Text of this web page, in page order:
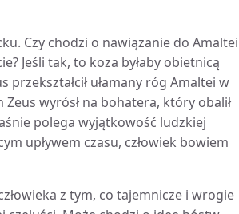
Czy chodzi o nawiązanie do Amaltei
Jeśli tak, to koza byłaby obietnicą
przekształcił ułamany róg Amaltei w
wyrósł na bohatera, który obalił
polega wyjątkowość ludzkiej
upływem czasu, człowiek bowiem
z tym, co tajemnicze i wrogie